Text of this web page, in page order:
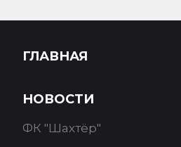
ГЛАВНАЯ
НОВОСТИ
ФК "Шахтёр"